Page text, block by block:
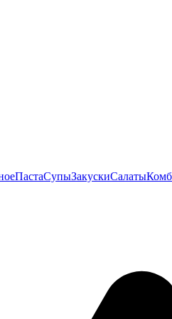
ПастаСупыЗакускиСалаты